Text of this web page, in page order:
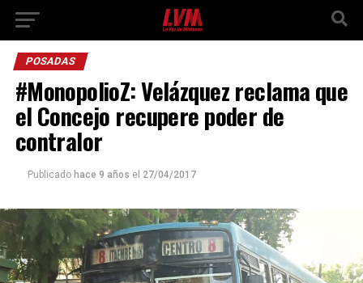
POSADAS
#MonopolioZ: Velázquez reclama que
el Concejo recupere poder de
contralor
Publicado hace 9 años el 27/04/2017